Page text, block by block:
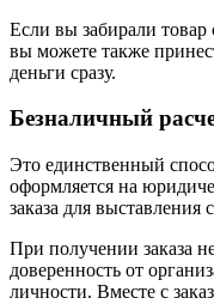
Если вы забирали товар
вы можете также
деньги сразу.
Безналичный
Это единственный
оформляется на
заказа для выставления
При получении заказа
доверенность от
личности. Вместе с